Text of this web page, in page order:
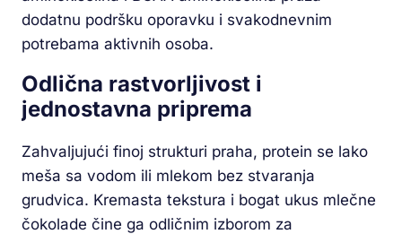
dodatnu podršku oporavku i svakodnevnim
potrebama aktivnih osoba.
Odlična rastvorljivost i
jednostavna priprema
Zahvaljujući finoj strukturi praha, protein se lako
meša sa vodom ili mlekom bez stvaranja
grudvica. Kremasta tekstura i bogat ukus mlečne
čokolade čine ga odličnim izborom za